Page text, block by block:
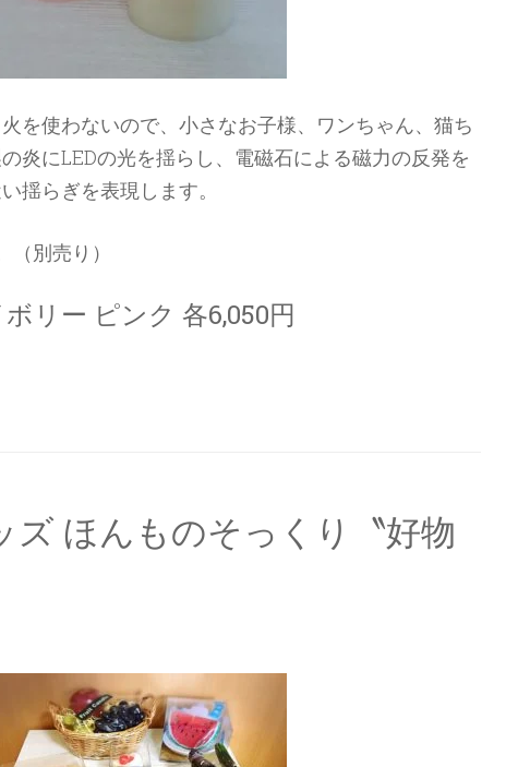
を使わないので、小さなお子様、ワンちゃん、猫ち
炎にLEDの光を揺らし、電磁石による磁力の反発を
揺らぎを表現します。
別売り）
リー ピンク 各6,050円
ズ ほんものそっくり〝好物